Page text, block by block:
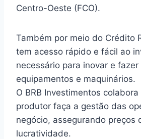
Centro-Oeste (FCO).
Também por meio do Crédito
tem acesso rápido e fácil ao
necessário para inovar e
equipamentos e maquinários.
O BRB Investimentos
produtor faça a gestão das
negócio, assegurando preços
lucratividade.